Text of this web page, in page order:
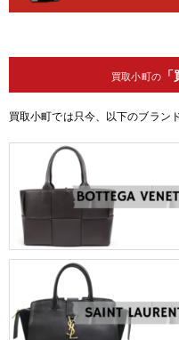
買取小町の「
買取小町では只今、以下のブラン